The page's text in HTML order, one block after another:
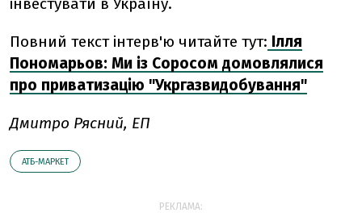
Повний текст інтерв'ю читайте тут: Ілля
Пономарьов: Ми із Соросом домовлялися
про приватизацію "Укргазвидобування"
Дмитро Рясний, ЕП
АТБ-МАРКЕТ
РЕКЛАМА: